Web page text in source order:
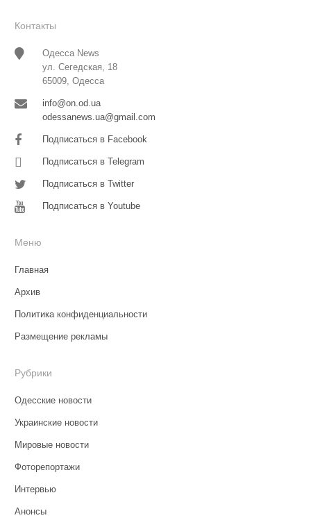
Контакты
Одесса News
ул. Сегедская, 18
65009, Одесса
info@on.od.ua
odessanews.ua@gmail.com
Подписаться в Facebook
Подписаться в Telegram
Подписаться в Twitter
Подписаться в Youtube
Меню
Главная
Архив
Политика конфиденциальности
Размещение рекламы
Рубрики
Одесские новости
Украинские новости
Мировые новости
Фоторепортажи
Интервью
Анонсы